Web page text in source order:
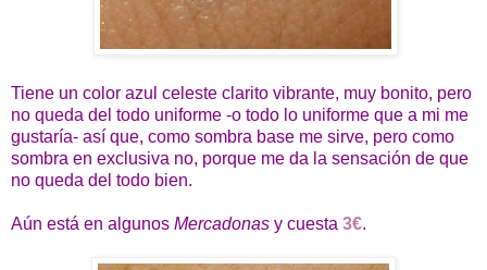
Tiene un color azul celeste clarito vibrante, muy bonito, pero
no queda del todo uniforme -o todo lo uniforme que a mi me
gustaría- así que, como sombra base me sirve, pero como
sombra en exclusiva no, porque me da la sensación de que
no queda del todo bien.
Aún está en algunos Mercadonas y cuesta 3€.